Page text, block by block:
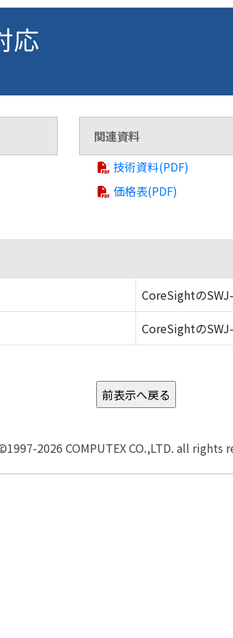
応
関連資料
技術資料(PDF)
価格表(PDF)
CoreSightの
CoreSightの
2026 COMPUTEX CO.,LTD. all rights